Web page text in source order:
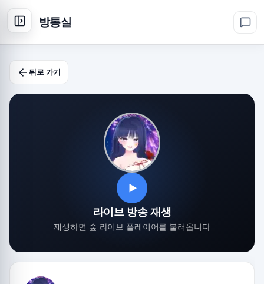
방통실
뒤로 가기
▶
라이브 방송 재생
재생하면 숲 라이브 플레이어를 불러옵니다